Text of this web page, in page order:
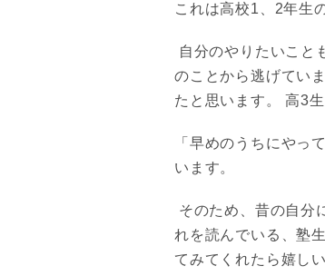
これは高校1、2年生
自分のやりたいこと
のことから逃げてい
たと思います。 高3
「早めのうちにやっ
います。
そのため、昔の自分
れを読んでいる、塾
てみてくれたら嬉し